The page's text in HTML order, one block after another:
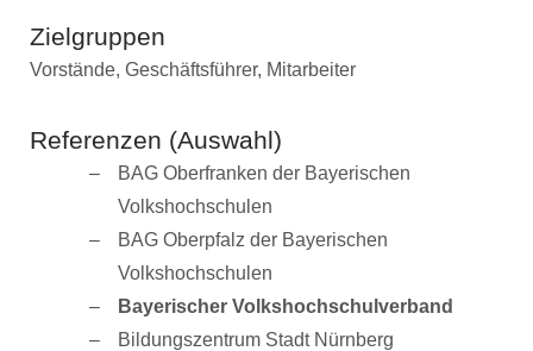
Zielgruppen
Vorstände, Geschäftsführer, Mitarbeiter
Referenzen (Auswahl)
BAG Oberfranken der Bayerischen
Volkshochschulen
BAG Oberpfalz der Bayerischen
Volkshochschulen
Bayerischer Volkshochschulverband
Bildungszentrum Stadt Nürnberg